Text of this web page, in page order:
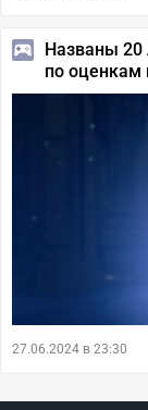
Названы 20
по оценкам
27.06.2024 в 23:30